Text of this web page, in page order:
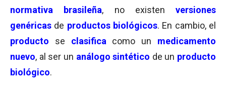
normativa brasileña, no existen versiones
genéricas de productos biológicos. En cambio, el
producto se clasifica como un medicamento
nuevo, al ser un análogo sintético de un producto
biológico.